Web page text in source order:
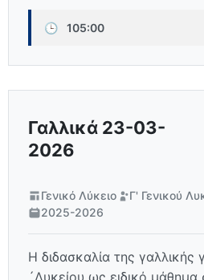
🕒 105:00
Γαλλικά 23-03-
2026
Γενικό Λύκειο Γ' Γενικού
2025-2026
Η διδασκαλία της γαλλικής
´Λυκείου ως ειδικό μάθημα